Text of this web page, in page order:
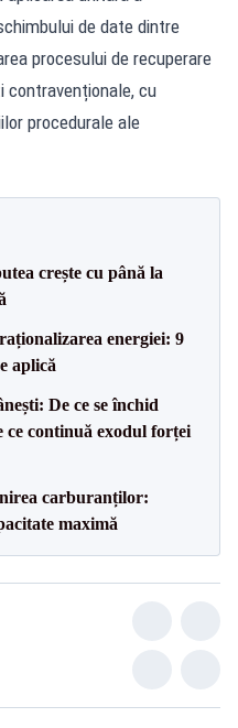
de date dintre
procesului de recuperare
contravenționale, cu
procedurale ale
crește cu până la
energiei: 9
aplică
De ce se închid
continuă exodul forței
carburanților:
maximă